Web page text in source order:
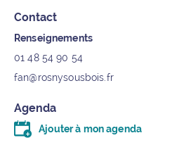
Contact
Renseignements
01 48 54 90 54
fan@rosnysousbois.fr
Agenda
Ajouter à mon agenda
Télécharger le fichier .ics (moins